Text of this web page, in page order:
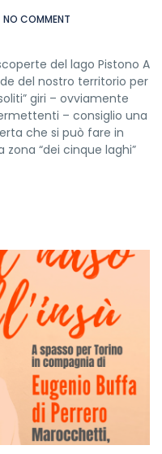
NO COMMENT
del lago Pistono A
del nostro territorio per
giri – ovviamente
– consiglio una
che si può fare in
zona “dei cinque laghi”